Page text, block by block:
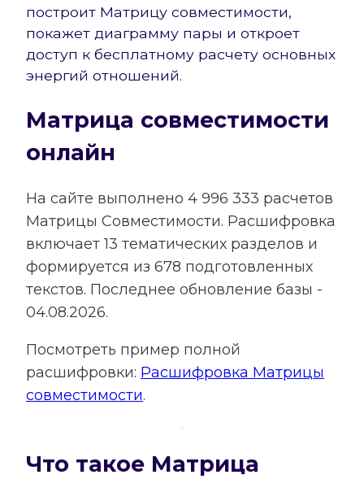
построит Матрицу совместимости,
покажет диаграмму пары и откроет
доступ к бесплатному расчету основных
энергий отношений.
Матрица совместимости
онлайн
На сайте выполнено 4 996 333 расчетов
Матрицы Совместимости. Расшифровка
включает13 тематических разделов и
формируется из 678 подготовленных
текстов. Последнее обновление базы -
04.08.2026.
Посмотреть пример полной
расшифровки: Расшифровка Матрицы
совместимости.
Что такое Матрица